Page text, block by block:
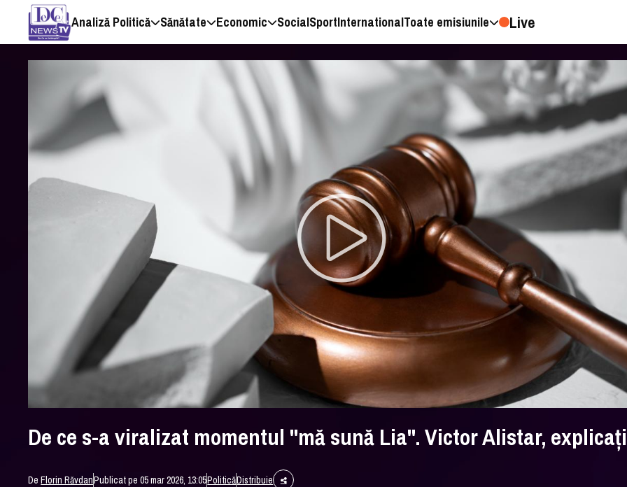
Analiză Politică Sănătate Economic SocialSportInternationalToate emisiunile Live
De ce s-a viralizat momentul "mă sună Lia". Victor Alistar,
DeFlorin RăvdanPublicat pe 05 mar 2026, 13:05PoliticăDistribuie